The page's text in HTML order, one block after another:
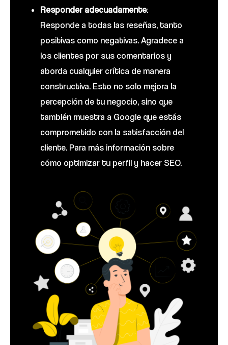
Responder adecuadamente:
Responde a todas las reseñas, tanto
positivas como negativas. Agradece a
los clientes por sus comentarios y
aborda cualquier crítica de manera
constructiva. Esto no solo mejora la
percepción de tu negocio, sino que
también muestra a Google que estás
comprometido con la satisfacción del
cliente. Para más información sobre
cómo optimizar tu perfil y hacer SEO.